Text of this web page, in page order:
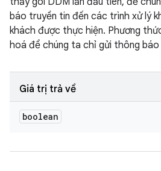
báo truyền tin đến các trình xử lý
khách được thực hiện. Phương
hoá để chúng ta chỉ gửi thông báo
Giá trị trả về
boolean